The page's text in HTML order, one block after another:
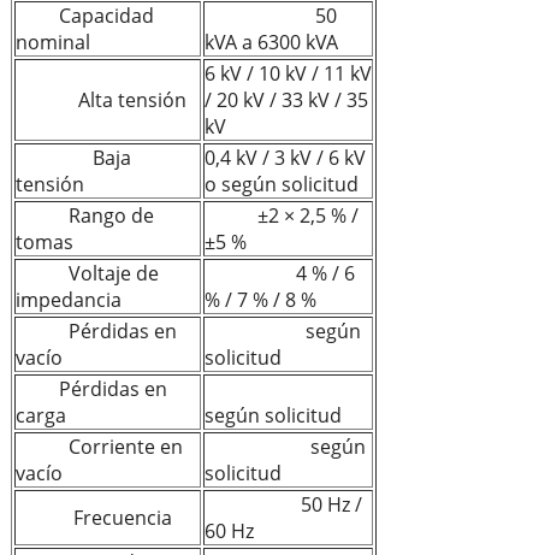
Capacidad
nominal
50
kVA a 6300 kVA
Alta tensión
6 kV / 10 kV / 11 kV
/ 20 kV / 33 kV / 35
kV
Baja
tensión
0,4 kV / 3 kV / 6 kV
o según solicitud
Rango de
tomas
±2 × 2,5 % /
±5 %
Voltaje de
impedancia
4 % / 6
% / 7 % / 8 %
Pérdidas en
vacío
según
solicitud
Pérdidas en
carga
según solicitud
Corriente en
vacío
según
solicitud
Frecuencia
50 Hz /
60 Hz